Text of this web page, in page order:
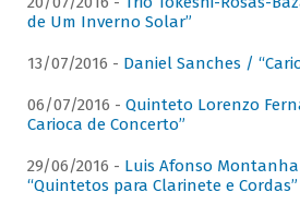
de Um Inverno Solar”
13/07/2016 - Daniel Sanches /
06/07/2016 - Quinteto Lorenzo
Carioca de Concerto”
29/06/2016 - Luis Afonso Montanha
“Quintetos para Clarinete e Cordas”